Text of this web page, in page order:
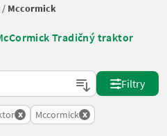
/ Mccormick
Tradičný traktor
Filtry
x Mccormick x